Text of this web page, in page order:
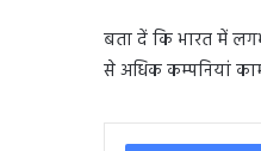
बता दें कि भारत में
से अधिक कम्पनियां